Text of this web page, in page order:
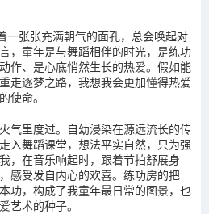
一张张充满朝气的面孔，总会唤起对
，童年是与舞蹈相伴的时光，是练功
作、是心底悄然生长的热爱。假如能
走逐梦之路，我想我会更加懂得热爱
使命。
气里度过。自幼浸染在源远流长的传
入舞蹈课堂，想法平实自然，只为强
，在音乐响起时，跟着节拍舒展身
感受发自内心的欢喜。练功房的把
功，构成了我童年最日常的图景，也
艺术的种子。